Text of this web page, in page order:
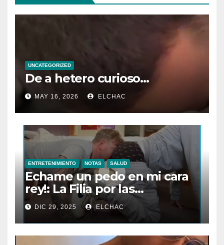
UNCATEGORIZED
De a hetero curioso…
MAY 16, 2026 ELCHAC
ENTRETENIMIENTO NOTAS SALUD
Echame un pedo en mi cara
rey!: La Filia por las
Flatulencias”
DIC 29, 2025 ELCHAC